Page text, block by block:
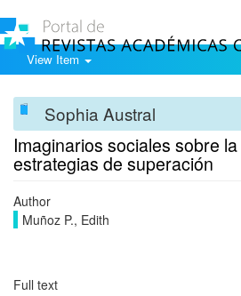
View Item
Sophia Austral
Imaginarios sociales sobre
estrategias de superación
Author
Muñoz P., Edith
Full text